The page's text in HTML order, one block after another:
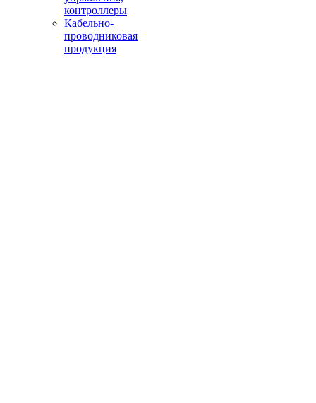
контроллеры
Кабельно-
проводниковая
продукция